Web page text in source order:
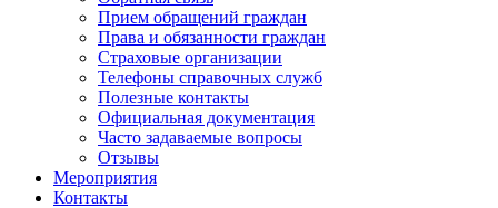
Прием обращений граждан
Права и обязанности граждан
Страховые организации
Телефоны справочных служб
Полезные контакты
Официальная документация
Часто задаваемые вопросы
Отзывы
Мероприятия
Контакты